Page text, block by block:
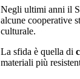
Negli ultimi anni il
alcune cooperative
culturale.
La sfida è quella di
materiali più